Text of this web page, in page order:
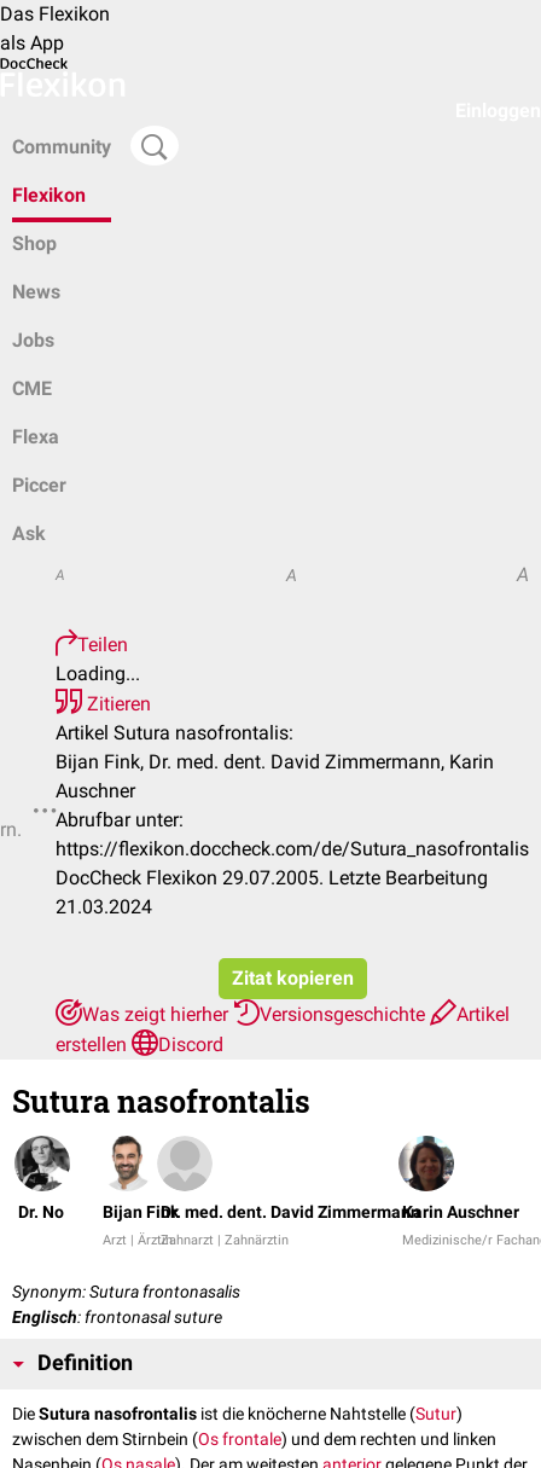
Das Flexikon
als App
Community
Flexikon
Shop
News
Jobs
CME
Flexa
Piccer
Ask
A A A
Teilen
Loading...
Zitieren
Artikel Sutura nasofrontalis:
Bijan Fink, Dr. med. dent. David Zimmermann, Karin
Auschner
Abrufbar unter:
https://flexikon.doccheck.com/de/Sutura_nasofrontalis
DocCheck Flexikon 29.07.2005. Letzte Bearbeitung
21.03.2024
Zitat kopieren
Was zeigt hierher
Versionsgeschichte
Artikel
erstellen
Discord
Sutura nasofrontalis
Dr. No Bijan Fink
Arzt | Ärztin
Dr. med. dent. David Zimmermann
Zahnarzt | Zahnärztin
Karin Auschner
Medizinische/r
Synonym: Sutura frontonasalis
Englisch: frontonasal suture
Definition
DieSutura nasofrontalis ist die knöcherne Nahtstelle (Sutur)
zwischen dem Stirnbein (Os frontale) und dem rechten und linken